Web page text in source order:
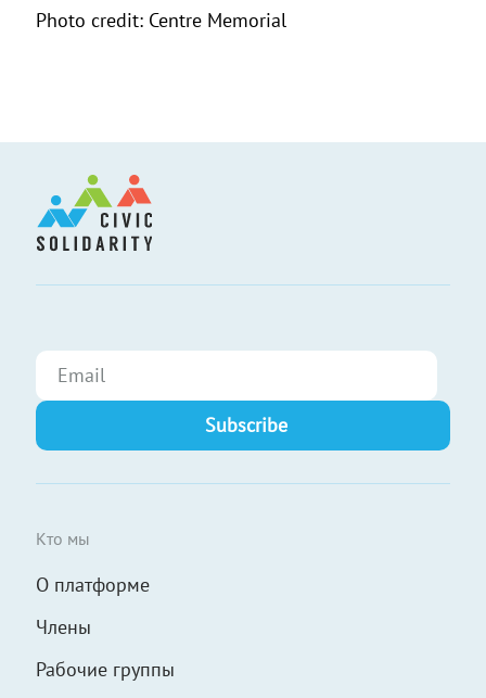
Photo credit: Centre Memorial
Кто мы
О платформе
Члены
Рабочие группы